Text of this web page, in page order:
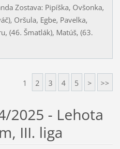
Zostava: Pipíška, Ovšonka,
Oršula, Egbe, Pavelka,
(46. Šmatlák), Matúš, (63.
1 2 3 4 5 > >>
2025 - Lehota
III. liga